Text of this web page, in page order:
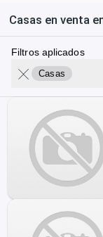
Casas en venta
Filtros aplicados
Casas